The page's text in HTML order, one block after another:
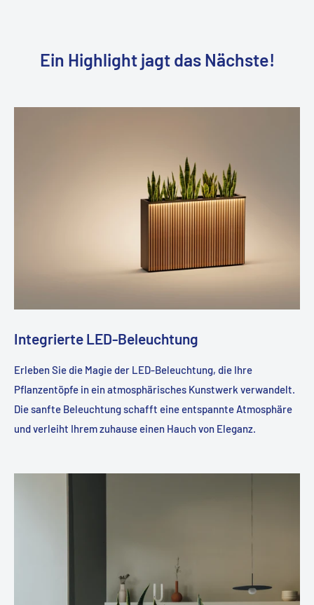
Ein Highlight jagt das Nächste!
Integrierte LED-Beleuchtung
Erleben Sie die Magie der LED-Beleuchtung, die Ihre
Pflanzentöpfe in ein atmosphärisches Kunstwerk verwandelt.
Die sanfte Beleuchtung schafft eine entspannte Atmosphäre
und verleiht Ihrem zuhause einen Hauch von Eleganz.